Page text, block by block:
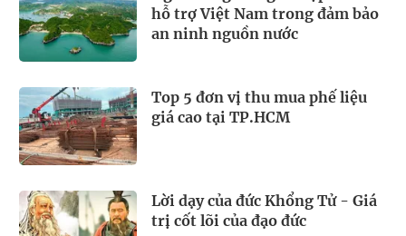
hỗ trợ Việt Nam trong đảm bảo
an ninh nguồn nước
Top 5 đơn vị thu mua phế liệu
giá cao tại TP.HCM
Lời dạy của đức Khổng Tử - Giá
trị cốt lõi của đạo đức